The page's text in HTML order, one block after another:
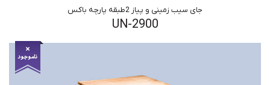
جای سیب زمینی و پیاز 2طبقه پارچه باکس
UN-2900